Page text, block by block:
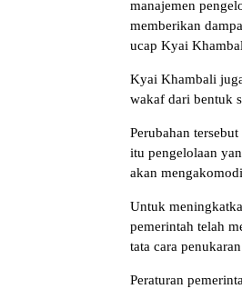
manajemen
memberikan
ucap Kyai
Kyai Khambali
wakaf dari bentuk
Perubahan
itu pengelolaan
akan
Untuk
pemerintah telah
tata cara
Peraturan